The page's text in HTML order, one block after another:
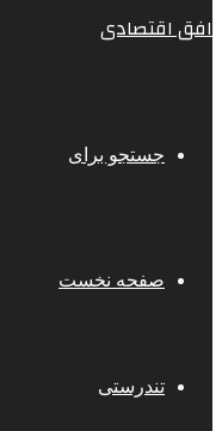
افق اقتصادی
جستجو برای
صفحه نخست
تندرستی